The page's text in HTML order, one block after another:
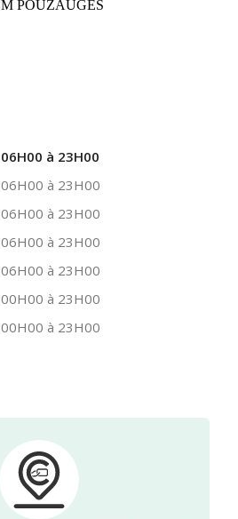
06H00 à 23H00
06H00 à 23H00
06H00 à 23H00
06H00 à 23H00
06H00 à 23H00
00H00 à 23H00
00H00 à 23H00